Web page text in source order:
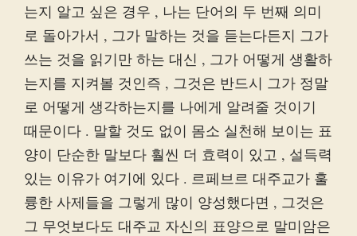
는지 알고 싶은 경우 , 나는 단어의 두 번째 의미
로 돌아가서 , 그가 말하는 것을 듣는다든지 그가
쓰는 것을 읽기만 하는 대신 , 그가 어떻게 생활하
는지를 지켜볼 것인즉 , 그것은 반드시 그가 정말
로 어떻게 생각하는지를 나에게 알려줄 것이기
때문이다 . 말할 것도 없이 몸소 실천해 보이는 표
양이 단순한 말보다 훨씬 더 효력이 있고 , 설득력
있는 이유가 여기에 있다 . 르페브르 대주교가 훌
륭한 사제들을 그렇게 많이 양성했다면 , 그것은
그 무엇보다도 대주교 자신의 표양으로 말미암은